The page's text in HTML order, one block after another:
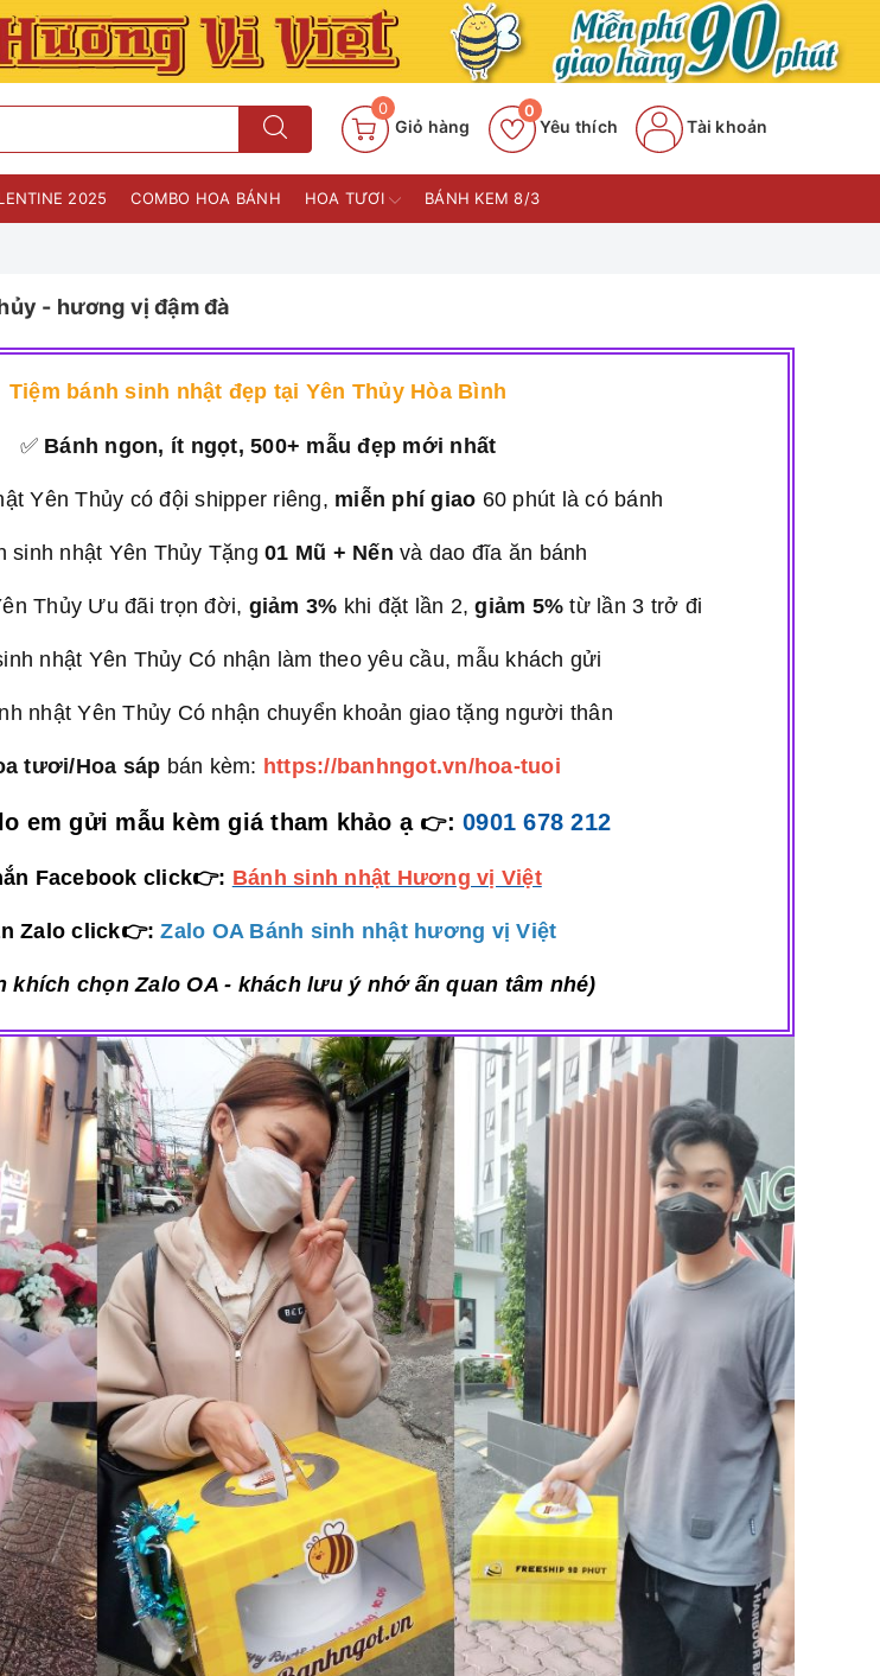
0
Giỏ hàng Yêu thích
0
Tài khoản
2025 COMBO HOA BÁNH HOA TƯƠI BÁNH KEM 8/3
- hương vị đậm đà
Tiệm bánh sinh nhật đẹp tại Yên Thủy Hòa Bình
✅ Bánh ngon, ít ngọt, 500+ mẫu đẹp mới nhất
Yên Thủy có đội shipper riêng, miễn phí giao 60 phút là có bánh
sinh nhật Yên Thủy Tặng01 Mũ + Nến và dao đĩa ăn bánh
Thủy Ưu đãi trọn đời, giảm 3% khi đặt lần 2,giảm 5% từ lần 3 trở đi
nhật Yên Thủy Có nhận làm theo yêu cầu, mẫu khách gửi
nhật Yên Thủy Có nhận chuyển khoản giao tặng người thân
tươi/Hoa sáp bán kèm: https://banhngot.vn/hoa-tuoi
em gửi mẫu kèm giá tham khảo ạ 👉: 0901 678 212
Facebook click👉: Bánh sinh nhật Hương vị Việt
Zalo click👉:Zalo OA Bánh sinh nhật hương vị Việt
khích chọn Zalo OA - khách lưu ý nhớ ấn quan tâm nhé)